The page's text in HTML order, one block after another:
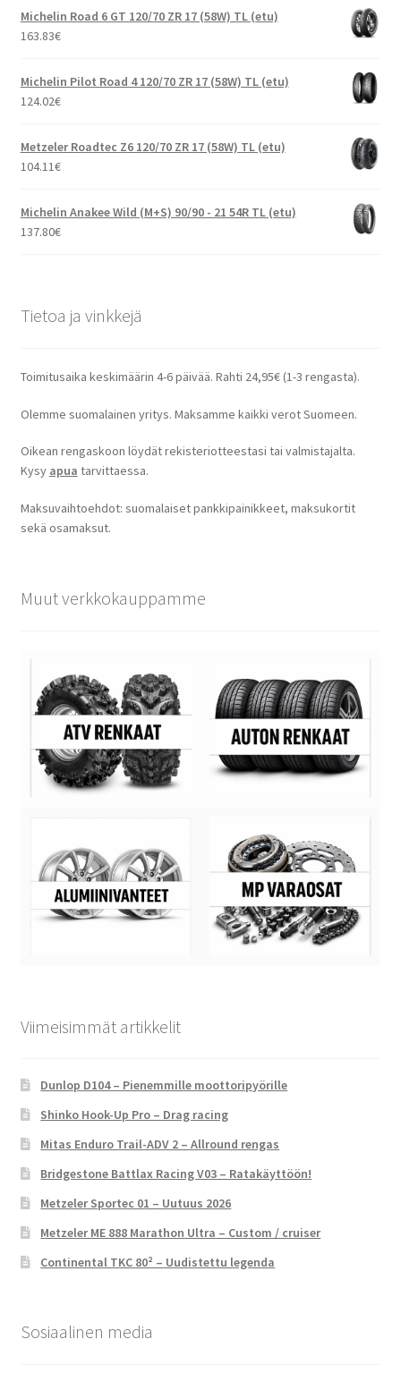
Michelin Road 6 GT 120/70 ZR 17 (58W) TL (etu)
163.83€
Michelin Pilot Road 4 120/70 ZR 17 (58W) TL (etu)
124.02€
Metzeler Roadtec Z6 120/70 ZR 17 (58W) TL (etu)
104.11€
Michelin Anakee Wild (M+S) 90/90 - 21 54R TL (etu)
137.80€
Tietoa ja vinkkejä
Toimitusaika keskimäärin 4-6 päivää. Rahti 24,95€ (1-3 rengasta).
Olemme suomalainen yritys. Maksamme kaikki verot Suomeen.
Oikean rengaskoon löydät rekisteriotteestasi tai valmistajalta.
Kysy apua tarvittaessa.
Maksuvaihtoehdot: suomalaiset pankkipainikkeet, maksukortit
sekä osamaksut.
Muut verkkokauppamme
Viimeisimmät artikkelit
Dunlop D104 – Pienemmille moottoripyörille
Shinko Hook-Up Pro – Drag racing
Mitas Enduro Trail-ADV 2 – Allround rengas
Bridgestone Battlax Racing V03 – Ratakäyttöön!
Metzeler Sportec 01 – Uutuus 2026
Metzeler ME 888 Marathon Ultra – Custom / cruiser
Continental TKC 80² – Uudistettu legenda
Sosiaalinen media